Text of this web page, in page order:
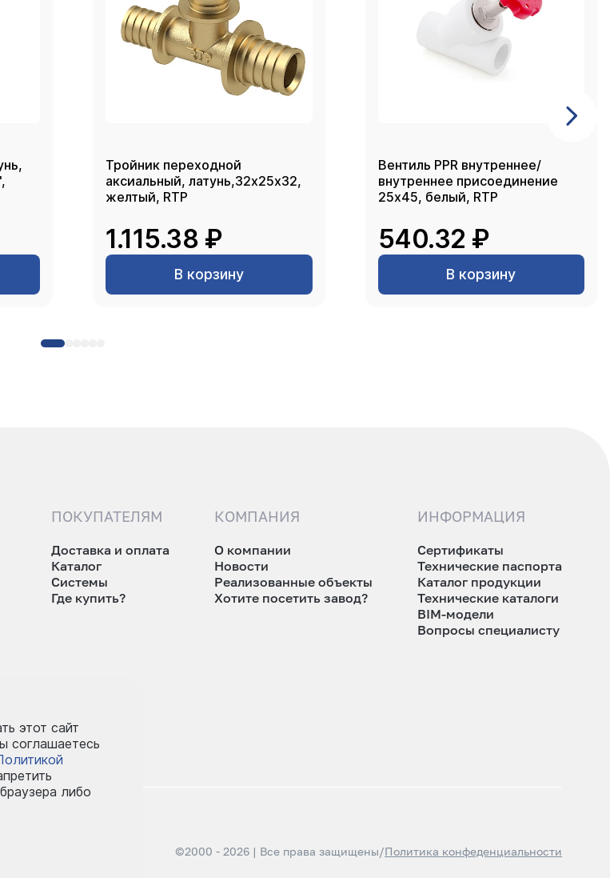
Тройник переходной
аксиальный, латунь,32х25х32,
желтый, RTP
1.115.38 ₽
В корзину
Вентиль PPR внутреннее/
внутреннее присоединение
25х45, белый, RTP
540.32 ₽
В корзину
ПОКУПАТЕЛЯМ
Доставка и оплата
Каталог
Системы
Где купить?
КОМПАНИЯ
О компании
Новости
Реализованные объекты
Хотите посетить завод?
ИНФОРМАЦИЯ
Сертификаты
Технические паспорта
Каталог продукции
Технические каталоги
BIM-модели
Вопросы специалисту
©2000 - 2026 | Все права защищены/Политика конфеденциальности
этот сайт
соглашаетесь
либо